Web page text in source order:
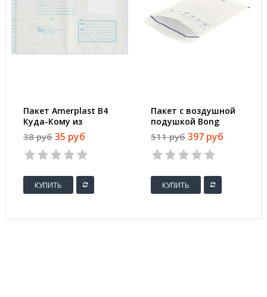
Пакет Amerplast В4
Куда-Кому из
полиэтилена 70 мкм
стрип
38 руб 35 руб
КУПИТЬ
Пакет с воздушной
подушкой Bong
200x275 мм Bong из
бумаги 100 г/кв.м
стрип (10 штук в
511 руб 397 руб
КУПИТЬ